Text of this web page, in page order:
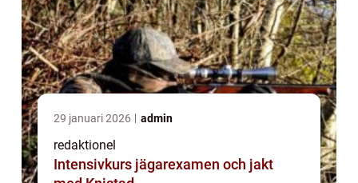
29 januari 2026 admin
redaktionel
Intensivkurs jägarexamen och jakt